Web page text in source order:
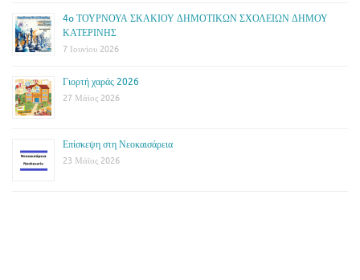
4o ΤΟΥΡΝΟΥΑ ΣΚΑΚΙΟΥ ΔΗΜΟΤΙΚΩΝ ΣΧΟΛΕΙΩΝ ΔΗΜΟΥ
ΚΑΤΕΡΙΝΗΣ
7 Ιουνίου 2026
Γιορτή χαράς 2026
27 Μάϊος 2026
Επίσκεψη στη Νεοκαισάρεια
23 Μάϊος 2026